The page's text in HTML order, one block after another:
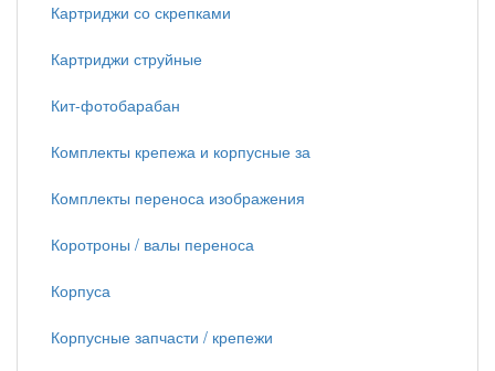
Картриджи со скрепками
Картриджи струйные
Кит-фотобарабан
Комплекты крепежа и корпусные за
Комплекты переноса изображения
Коротроны / валы переноса
Корпуса
Корпусные запчасти / крепежи